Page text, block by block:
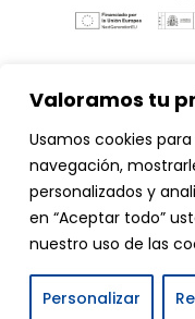
Valoramos tu
Usamos cookies
navegación,
personalizados y
en “Aceptar todo”
nuestro uso de las
Personalizar
Essences © 2026